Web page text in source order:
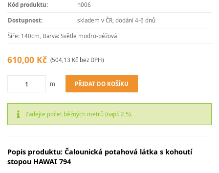
Kód produktu: h006
Dostupnost: skladem v ČR, dodání 4-6 dnů
Šíře: 140cm, Barva: Světle modro-béžová
610,00 Kč (504,13 Kč bez DPH)
m PŘIDAT DO KOŠÍKU
Zadejte počet běžných metrů (např. 2,5).
Popis produktu: Čalounická potahová látka s kohoutí
stopou HAWAI 794